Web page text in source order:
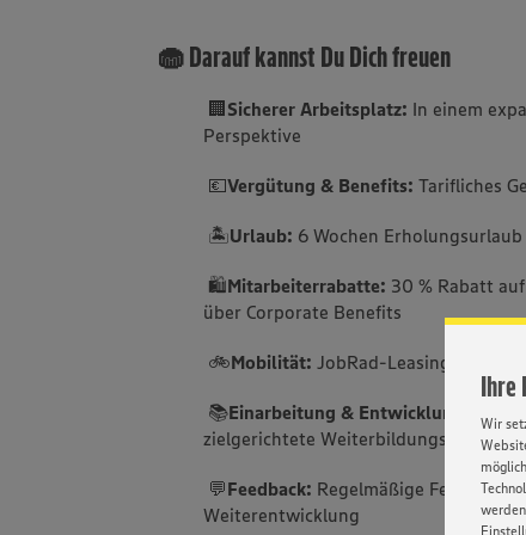
Ihre
Wir
🧁 Darauf kannst Du Dich freuen
🏢Sicherer Arbeitsplatz: In einem
Perspektive
💶Vergütung & Benefits:Tarifliches
🏝️Urlaub: 6 Wochen
🛍️Mitarbeiterrabatte: 30 % Rabatt
über Corporate Benefits
🚲Mobilität: JobRad-Leasing für Ihre
📚Einarbeitung & Entwicklung:
zielgerichtete
💬Feedback: Regelmäßige
Weiterentwicklung